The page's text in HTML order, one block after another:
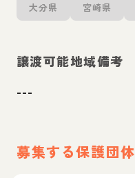
大分県 宮崎県
譲渡可能地域備考
---
募集する保護団体